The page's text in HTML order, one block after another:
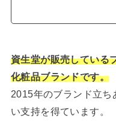
資生堂が販売している
化粧品ブランドです。
2015年のブランド立
い支持を得ています。